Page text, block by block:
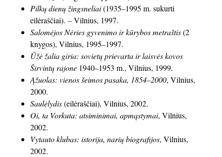
Pilkų dienų žingsneliai(1935–1995 m. sukurti
eilėraščiai). – Vilnius, 1997.
Salomėjos Nėries gyvenimo ir kūrybos metraštis(2
knygos), Vilnius, 1995–1997.
Ūžė žalia giria: sovietų prievarta ir laisvės kovos
Širvintų rajone1940–1953 m., Vilnius, 1999.
Ąžuolas: vienos šeimos pasaka, 1854–2000, Vilnius,
2000.
Saulėlydis(eilėraščiai), Vilnius, 2002.
Oi, ta Vorkuta: atsiminimai, apmąstymai, Vilnius,
2002.
Vytauto klubas: istorija, narių biografijos, Vilnius,
2002.